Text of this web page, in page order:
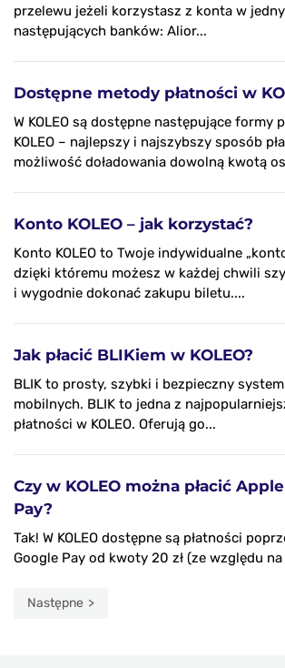
przelewu jeżeli korzystasz z konta w
następujących banków: Alior...
Dostępne metody płatności w
W KOLEO są dostępne następujące formy
KOLEO – najlepszy i najszybszy sposób
możliwość doładowania dowolną kwotą
Konto KOLEO – jak korzystać?
Konto KOLEO to Twoje indywidualne
dzięki któremu możesz w każdej chwili
i wygodnie dokonać zakupu biletu....
Jak płacić BLIKiem w KOLEO?
BLIK to prosty, szybki i bezpieczny
mobilnych. BLIK to jedna z
płatności w KOLEO. Oferują go...
Czy w KOLEO można płacić
Pay?
Tak! W KOLEO dostępne są płatności
Google Pay od kwoty 20 zł (ze względu
Następne